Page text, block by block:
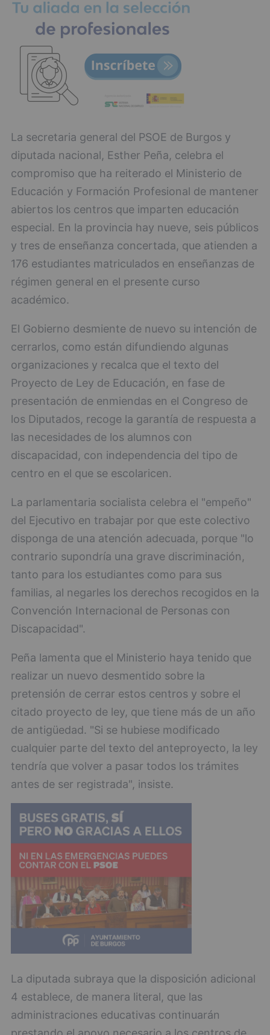
La secretaria general del PSOE de Burgos y
diputada nacional, Esther Peña, celebra el
compromiso que ha reiterado el Ministerio de
Educación y Formación Profesional de mantener
abiertos los centros que imparten educación
especial. En la provincia hay nueve, seis públicos
y tres de enseñanza concertada, que atienden a
176 estudiantes matriculados en enseñanzas de
régimen general en el presente curso
académico.
El Gobierno desmiente de nuevo su intención de
cerrarlos, como están difundiendo algunas
organizaciones y recalca que el texto del
Proyecto de Ley de Educación, en fase de
presentación de enmiendas en el Congreso de
los Diputados, recoge la garantía de respuesta a
las necesidades de los alumnos con
discapacidad, con independencia del tipo de
centro en el que se escolaricen.
La parlamentaria socialista celebra el "empeño"
del Ejecutivo en trabajar por que este colectivo
disponga de una atención adecuada, porque "lo
contrario supondría una grave discriminación,
tanto para los estudiantes como para sus
familias, al negarles los derechos recogidos en la
Convención Internacional de Personas con
Discapacidad".
Peña lamenta que el Ministerio haya tenido que
realizar un nuevo desmentido sobre la
pretensión de cerrar estos centros y sobre el
citado proyecto de ley, que tiene más de un año
de antigüedad. "Si se hubiese modificado
cualquier parte del texto del anteproyecto, la ley
tendría que volver a pasar todos los trámites
antes de ser registrada", insiste.
La diputada subraya que la disposición adicional
4 establece, de manera literal, que las
administraciones educativas continuarán